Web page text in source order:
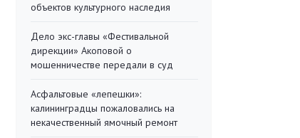
объектов культурного наследия
Дело экс-главы «Фестивальной
дирекции» Акоповой о
мошенничестве передали в суд
Асфальтовые «лепешки»:
калининградцы пожаловались на
некачественный ямочный ремонт